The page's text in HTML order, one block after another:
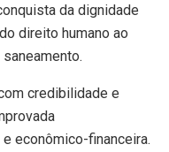
da dignidade
direito humano ao
credibilidade e
econômico-financeira.